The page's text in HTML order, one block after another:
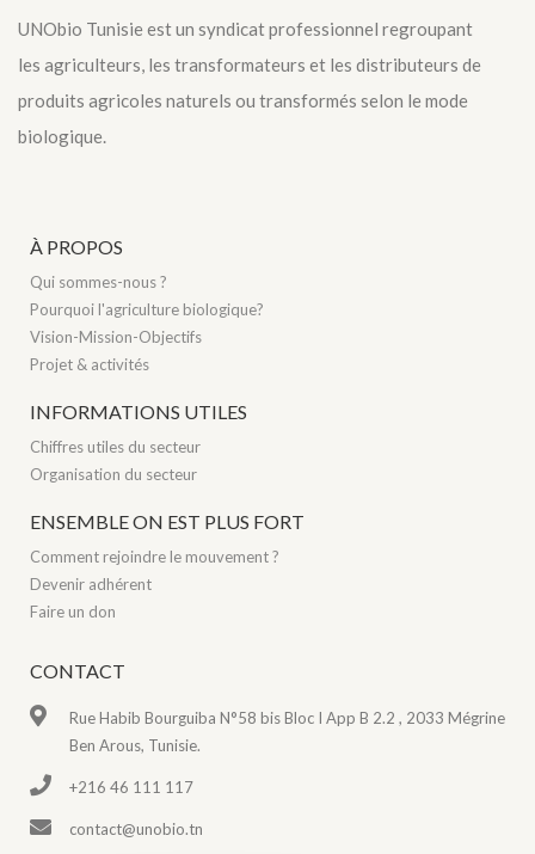
UNObio Tunisie est un syndicat professionnel regroupant
les agriculteurs, les transformateurs et les distributeurs de
produits agricoles naturels ou transformés selon le mode
biologique.
À PROPOS
Qui sommes-nous ?
Pourquoi l'agriculture biologique?
Vision-Mission-Objectifs
Projet & activités
INFORMATIONS UTILES
Chiffres utiles du secteur
Organisation du secteur
ENSEMBLE ON EST PLUS FORT
Comment rejoindre le mouvement ?
Devenir adhérent
Faire un don
CONTACT
Rue Habib Bourguiba N°58 bis Bloc I App B 2.2 , 2033 Mégrine
Ben Arous, Tunisie.
+216 46 111 117
contact@unobio.tn